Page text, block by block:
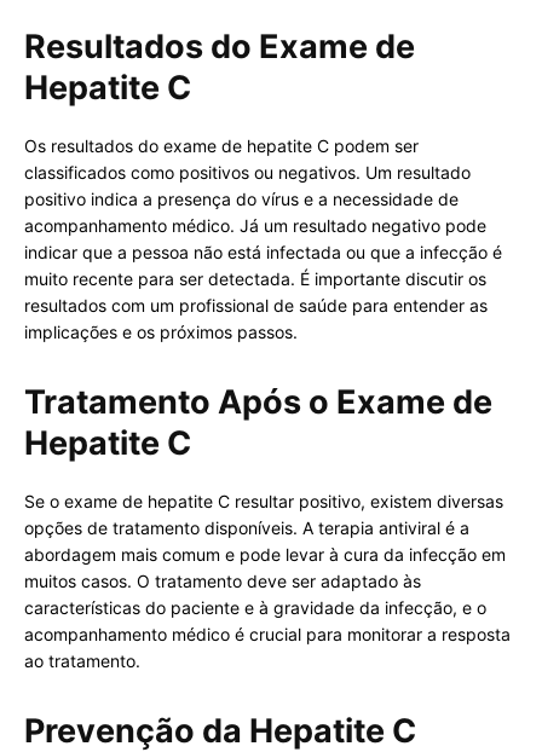
Resultados do Exame de
Hepatite C
Os resultados do exame de hepatite C podem ser
classificados como positivos ou negativos. Um resultado
positivo indica a presença do vírus e a necessidade de
acompanhamento médico. Já um resultado negativo pode
indicar que a pessoa não está infectada ou que a infecção é
muito recente para ser detectada. É importante discutir os
resultados com um profissional de saúde para entender as
implicações e os próximos passos.
Tratamento Após o Exame de
Hepatite C
Se o exame de hepatite C resultar positivo, existem diversas
opções de tratamento disponíveis. A terapia antiviral é a
abordagem mais comum e pode levar à cura da infecção em
muitos casos. O tratamento deve ser adaptado às
características do paciente e à gravidade da infecção, e o
acompanhamento médico é crucial para monitorar a resposta
ao tratamento.
Prevenção da Hepatite C